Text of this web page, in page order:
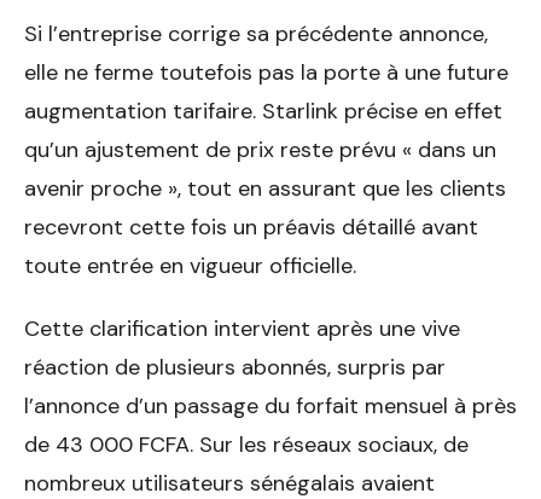
Si l’entreprise corrige sa précédente annonce,
elle ne ferme toutefois pas la porte à une future
augmentation tarifaire. Starlink précise en effet
qu’un ajustement de prix reste prévu « dans un
avenir proche », tout en assurant que les clients
recevront cette fois un préavis détaillé avant
toute entrée en vigueur officielle.
Cette clarification intervient après une vive
réaction de plusieurs abonnés, surpris par
l’annonce d’un passage du forfait mensuel à près
de 43 000 FCFA. Sur les réseaux sociaux, de
nombreux utilisateurs sénégalais avaient